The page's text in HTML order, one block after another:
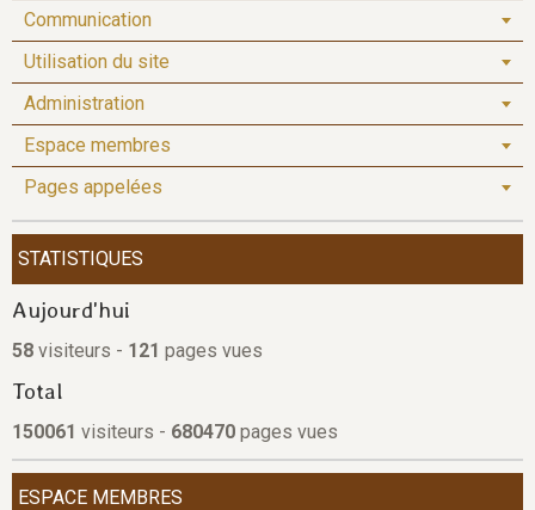
Communication
Utilisation du site
Administration
Espace membres
Pages appelées
STATISTIQUES
Aujourd'hui
58 visiteurs - 121 pages vues
Total
150061 visiteurs - 680470 pages vues
ESPACE MEMBRES